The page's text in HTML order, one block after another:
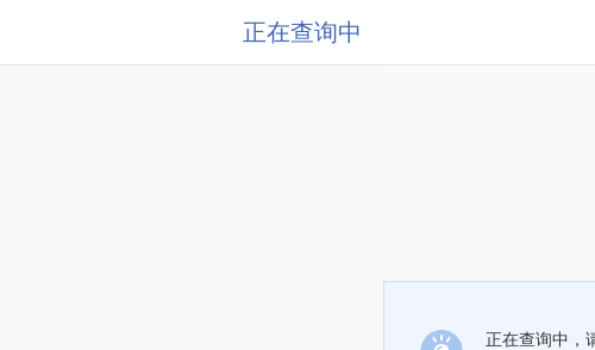
正在查询中
正在查询中，